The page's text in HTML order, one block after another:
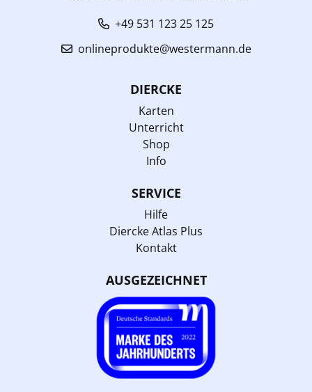
+49 531 123 25 125
onlineprodukte@westermann.de
DIERCKE
Karten
Unterricht
Shop
Info
SERVICE
Hilfe
Diercke Atlas Plus
Kontakt
AUSGEZEICHNET